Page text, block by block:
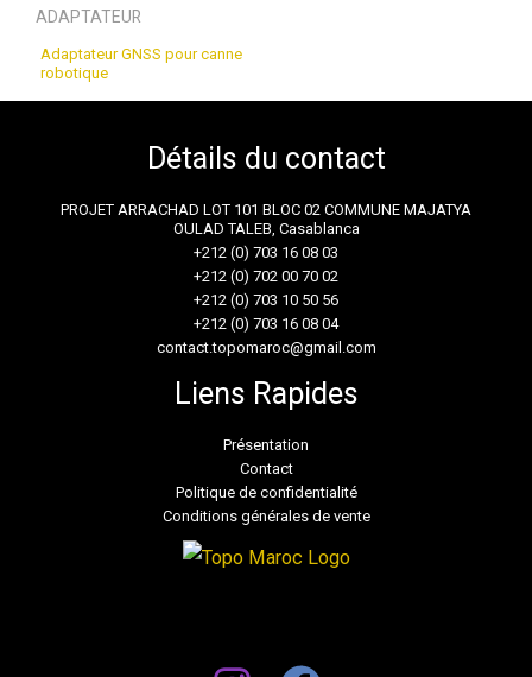
ADAPTATEUR
Adaptateur GNSS pour canne
robotique
Détails du contact
PROJET ARRACHAD LOT 101 BLOC 02 COMMUNE MAJATYA
OULAD TALEB, Casablanca
+212 (0) 703 16 08 03
+212 (0) 702 00 70 02
+212 (0) 703 10 50 56
+212 (0) 703 16 08 04
contact.topomaroc@gmail.com
Liens Rapides
Présentation
Contact
Politique de confidentialité
Conditions générales de vente